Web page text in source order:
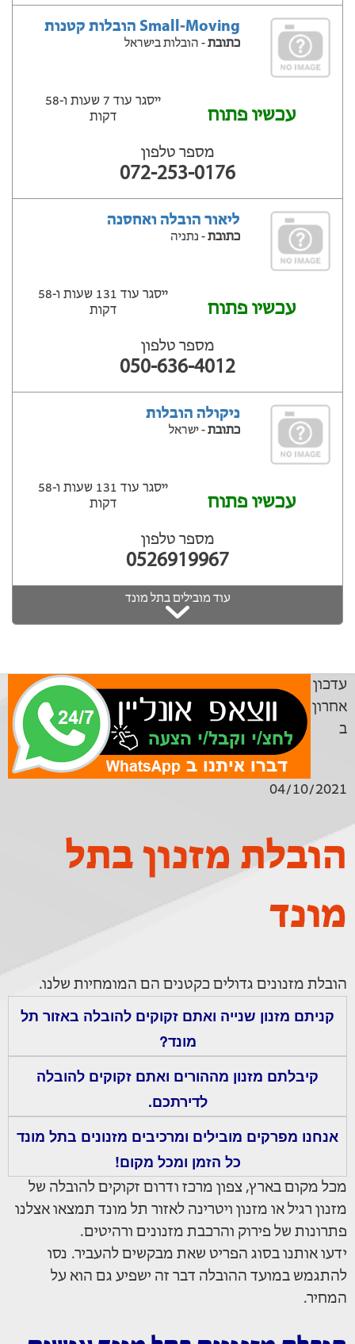
Small-Moving הובלות קטנות
כתובת- הובלות בישראל
עכשיו פתוח
ייסגר עוד 7 שעות ‫ו-58
דקות
מספר טלפון
072-253-0176
ליאור הובלה ואחסנה
כתובת- נתניה
עכשיו פתוח
ייסגר עוד 131 שעות ‫ו-58
דקות
מספר טלפון
050-636-4012
ניקולה הובלות
כתובת- ישראל
עכשיו פתוח
ייסגר עוד 131 שעות ‫ו-58
דקות
מספר טלפון
0526919967
עוד מובילים בתל מונד
עדכון
אחרון
ב
04/10/2021
הובלת מזנון בתל
מונד
הובלת מזנונים גדולים כקטנים הם המומחיות שלנו.
קניתם מזנון שנייה ואתם זקוקים להובלה באזור תל
מונד?
קיבלתם מזנון מההורים ואתם זקוקים להובלה
לדירתכם.
אנחנו מפרקים מובילים ומרכיבים מזנונים בתל מונד
כל הזמן ומכל מקום!
מכל מקום בארץ, צפון מרכז ודרום זקוקים להובלה של
מזנון רגיל או מזנון ויטרינה לאזור תל מונד תמצאו אצלנו
פתרונות של פירוק והרכבת מזנונים ורהיטים.
ידעו אותנו בסוג הפריט שאת מבקשים להעביר. נסו
להתגמש במועד ההובלה דבר זה ישפיע גם הוא על
המחיר.